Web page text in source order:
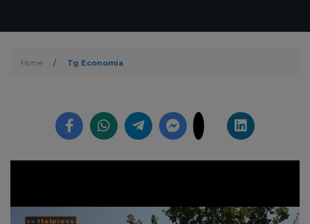
Home / Tg Economia